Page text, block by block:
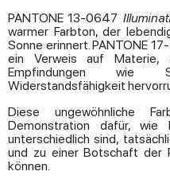
PANTONE 13-0647
warmer Farbton, der
Sonne erinnert. PANTONE
ein Verweis auf
Empfindungen wie
Widerstandsfähigkeit
Diese ungewöhnliche
Demonstration dafür, wie
unterschiedlich sind,
und zu einer Botschaft der
können.